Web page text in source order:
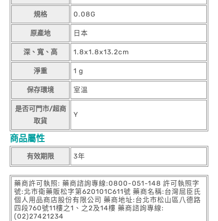
規格 0.08G
原產地 日本
深、寬、高 1.8x1.8x13.2cm
淨重 1 g
保存環境 室溫
是否可門市/超商
取貨
Y
商品屬性
有效期限 3年
藥商許可執照: 藥商諮詢專線:0800-051-148 許可執照字
號:北市衛藥販松字第620101C611號 藥商名稱:台灣屈臣氏
個人用品商店股份有限公司 藥商地址:台北市松山區八德路
四段760號11樓之1、之2及14樓 藥商諮詢專線:
(02)27421234